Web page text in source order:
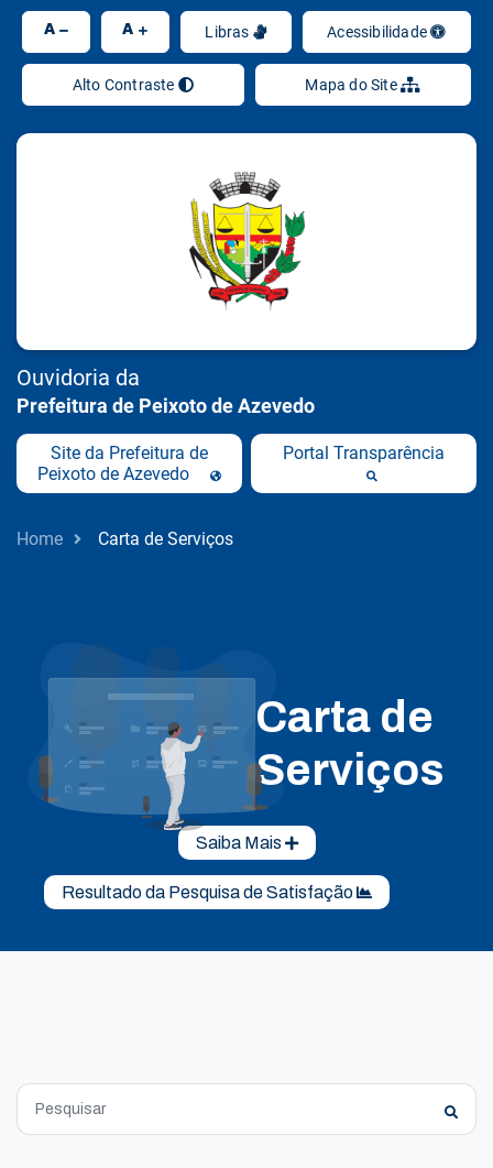
A A Libras Acessibilidade
Alto Contraste Mapa do Site
Ouvidoria da
Prefeitura de Peixoto de Azevedo
Site da Prefeitura de
Peixoto de Azevedo
Portal Transparência
Home Carta de Serviços
Carta de
Serviços
Saiba Mais
Resultado da Pesquisa de Satisfação